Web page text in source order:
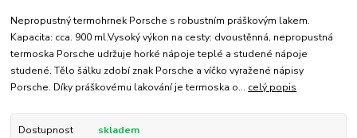
Nepropustný termohrnek Porsche s robustním práškovým lakem.
Kapacita: cca. 900 ml.Vysoký výkon na cesty: dvoustěnná, nepropustná
termoska Porsche udržuje horké nápoje teplé a studené nápoje
studené. Tělo šálku zdobí znak Porsche a víčko vyražené nápisy
Porsche. Díky práškovému lakování je termoska o... celý popis
Dostupnost skladem